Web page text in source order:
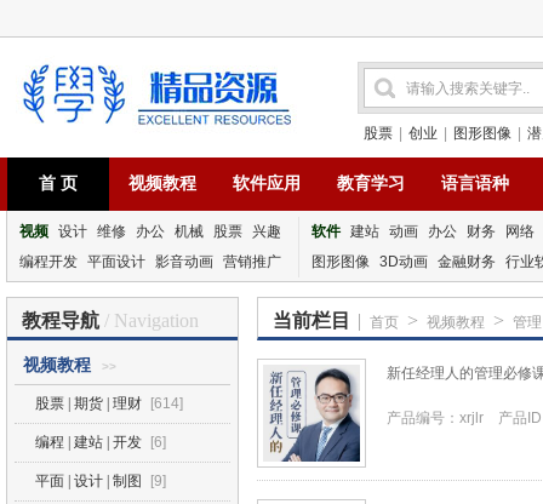
股票 创业 图形图像
首 页 视频教程 软件应用 教育学习 语言语种
视频 设计 维修 办公 机械 股票 兴趣
编程开发 平面设计 影音动画 营销推广
软件 建站 动画 办公 财务
网络
图形图像 3D动画 金融财务 行业
教程导航 / Navigation
视频教程 >>
股票 | 期货 | 理财 [614]
编程 | 建站 | 开发 [6]
平面 | 设计 | 制图 [9]
当前栏目 | 首页 > 视频教程 > 管
新任经理人的管理必修
产品编号：xrjlr 产品